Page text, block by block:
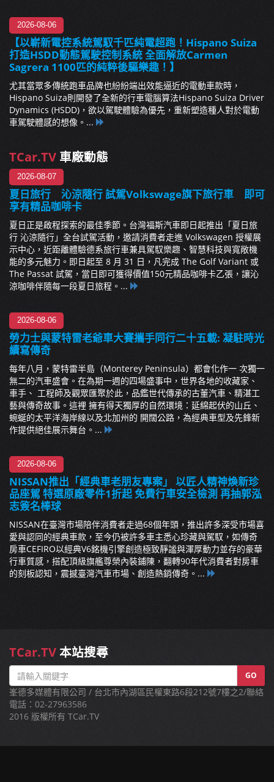
2026-08-06
【以嶄新電控系統駕馭千匹純電超跑！Hispano Suiza
打造HSDD動態駕駛控制系統 全面解放Carmen
Sagrera 1100匹的純粹後驅樂趣！】
尤其當眾多傳統跑車品牌也紛紛端出效能逼近的電動車款時，
Hispano Suiza則開發了全新的行車電腦算法Hispano Suiza Driver
Dynamics (HSDD)，欲以駕駛體驗為優先，重新塑造種人對於電動
車駕駛體感的想像。...
TCar.TV 車廠動態
2026-08-07
夏日旅行 沁涼隨行 試駕Volkswage旗下旅行車 即可
享有精品咖啡卡
夏日正是啟程探索的最佳季節。台灣福斯汽車即日起推出「夏日旅
行 沁涼隨行」全台試駕活動，邀請消費者走進 Volkswagen 授權展
示中心，近距離體驗德系旅行車兼具駕馭樂趣、智慧科技與寬敞機
能的多元魅力。即日起至 8 月 31 日，凡完成 The Golf Variant 或
The Passat 試駕，當日即可獲得價值150元精品咖啡卡乙張，讓沁
涼咖啡伴隨每一段夏日旅程。...
2026-08-06
勞力士與蒙特雷老爺車大賽攜手同行二十五載: 凝駐時光
續寫傳奇
每年八月，蒙特雷半島（Monterey Peninsula）都會化作一 次獨一
無二的汽車盛會。在為期一週的四場盛事中，世界各地的收藏家、
車手、 工程師及觀眾匯聚於此，品鑑世代傳承的古董汽車、精湛工
藝與傳奇故事。這裡 擁有得天獨厚的自然環境：延綿起伏的山丘、
蜿蜒的太平洋海岸線以及北加州的 開闊公路，為經典車型及先鋒新
作提供絕佳展示舞台。...
2026-08-06
NISSAN推出「經典車老朋友專案」 以匠人精神煥新珍
品座駕 特選原廠零件1折起 免費行車安全檢測 再抽郭泓
志簽名棒球
NISSAN在臺灣市場陪伴消費者走過68個年頭，推出許多深受市場喜
愛與認同的經典車款，至今仍被許多車主悉心珍藏與駕馭，如傳奇
房車CEFIRO以經典V6銘機引擎創造極致靜謐與渾厚動力並存的豪華
行車質感，搭配頂級旗艦尊榮內裝鋪陳，翻轉90年代消費者對房車
的刻板認知，震撼臺灣汽車市場、創造熱銷傳奇。...
TCar.TV本站搜尋
GO
峯德多媒體有限公司 / 台北市內湖區民權東路6段212號7樓之2/聯絡
電話：02-27963586
2016 版權所有 TCar.TV